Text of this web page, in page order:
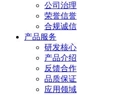
公司治理
荣誉信誉
合规诚信
产品服务
研发核心
产品介绍
反馈合作
品质保证
应用领域